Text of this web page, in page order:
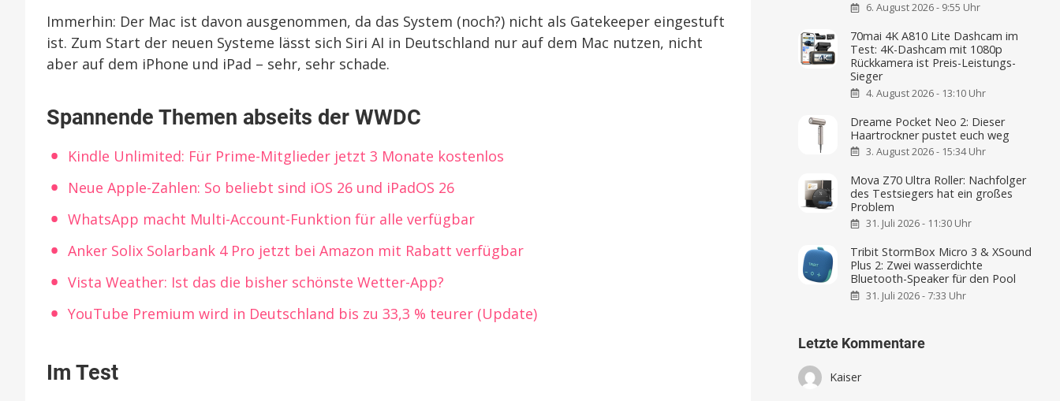
Immerhin: Der Mac ist davon ausgenommen, da das System (noch?) nicht als Gatekeeper eingestuft
ist. Zum Start der neuen Systeme lässt sich Siri AI in Deutschland nur auf dem Mac nutzen, nicht
aber auf dem iPhone und iPad – sehr, sehr schade.
Spannende Themen abseits der WWDC
Kindle Unlimited: Für Prime-Mitglieder jetzt 3 Monate kostenlos
Neue Apple-Zahlen: So beliebt sind iOS 26 und iPadOS 26
WhatsApp macht Multi-Account-Funktion für alle verfügbar
Anker Solix Solarbank 4 Pro jetzt bei Amazon mit Rabatt verfügbar
Vista Weather: Ist das die bisher schönste Wetter-App?
YouTube Premium wird in Deutschland bis zu 33,3 % teurer (Update)
Im Test
6. August 2026 - 9:55 Uhr
70mai 4K A810 Lite Dashcam im
Test: 4K-Dashcam mit 1080p
Rückkamera ist Preis-Leistungs-
Sieger
4. August 2026 - 13:10 Uhr
Dreame Pocket Neo 2: Dieser
Haartrockner pustet euch weg
3. August 2026 - 15:34 Uhr
Mova Z70 Ultra Roller: Nachfolger
des Testsiegers hat ein großes
Problem
31. Juli 2026 - 11:30 Uhr
Tribit StormBox Micro 3 & XSound
Plus 2: Zwei wasserdichte
Bluetooth-Speaker für den Pool
31. Juli 2026 - 7:33 Uhr
Letzte Kommentare
Kaiser